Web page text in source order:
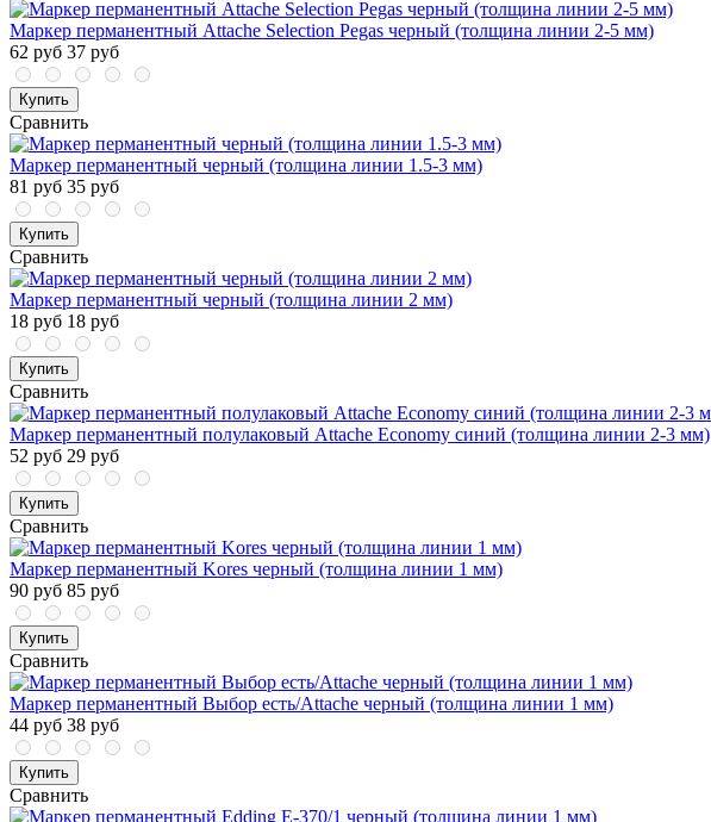
Маркер перманентный Attache Selection Pegas черный (толщина линии 2-5 мм)
62 руб 37 руб
Купить
Сравнить
Маркер перманентный черный (толщина линии 1.5-3 мм)
81 руб 35 руб
Купить
Сравнить
Маркер перманентный черный (толщина линии 2 мм)
18 руб 18 руб
Купить
Сравнить
Маркер перманентный полулаковый Attache Economy синий (толщина линии 2-3 мм)
52 руб 29 руб
Купить
Сравнить
Маркер перманентный Kores черный (толщина линии 1 мм)
90 руб 85 руб
Купить
Сравнить
Маркер перманентный Выбор есть/Attache черный (толщина линии 1 мм)
44 руб 38 руб
Купить
Сравнить